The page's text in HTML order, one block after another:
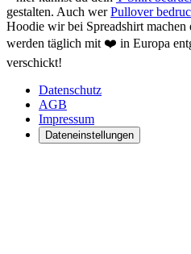
gestalten. Auch werPullover
Hoodie wir bei Spreadshirt
werden täglich mit ❤️ in Europa
verschickt!
Datenschutz
AGB
Impressum
Dateneinstellungen